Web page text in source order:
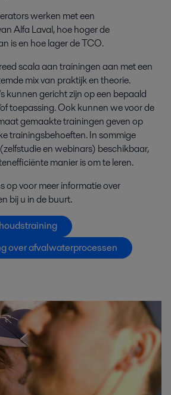
werken met een
Alfa Laval, hoe hoger de
is en hoe lager de TCO.
scala aan trainingen aan met een
mix van praktijk en theorie.
kunnen gericht zijn op een bepaald
toepassing. Ook kunnen we voor de
gemaakte trainingen geven op
trainingsbehoeften. In sommige
en webinars) beschikbaar,
manier is om te leren.
op voor meer informatie over
bij u in de buurt.
over afvalwaterprocessen